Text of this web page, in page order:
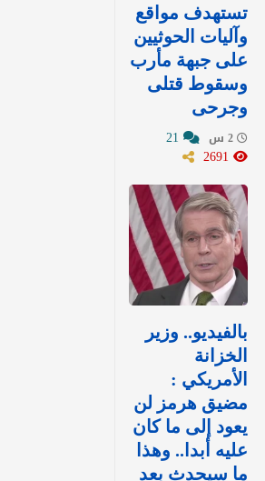
تستهدف مواقع
وآليات الحوثيين
على جبهة مأرب
وسقوط قتلى
وجرحى
بالفيديو.. وزير
الخزانة
الأمريكي :
مضيق هرمز لن
يعود إلى ما كان
عليه أبدا.. وهذا
ما سيحدث بعد